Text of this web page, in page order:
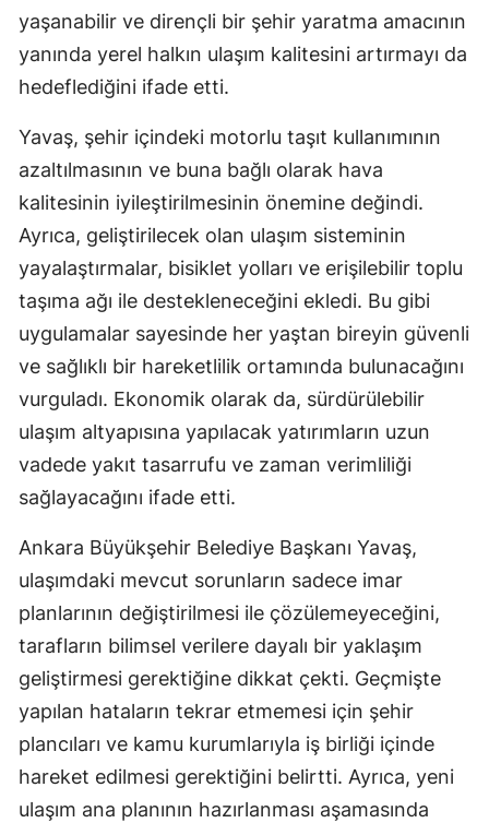
yaşanabilir ve dirençli bir şehir yaratma amacının
yanında yerel halkın ulaşım kalitesini artırmayı da
hedeflediğini ifade etti.
Yavaş, şehir içindeki motorlu taşıt kullanımının
azaltılmasının ve buna bağlı olarak hava
kalitesinin iyileştirilmesinin önemine değindi.
Ayrıca, geliştirilecek olan ulaşım sisteminin
yayalaştırmalar, bisiklet yolları ve erişilebilir toplu
taşıma ağı ile destekleneceğini ekledi. Bu gibi
uygulamalar sayesinde her yaştan bireyin güvenli
ve sağlıklı bir hareketlilik ortamında bulunacağını
vurguladı. Ekonomik olarak da, sürdürülebilir
ulaşım altyapısına yapılacak yatırımların uzun
vadede yakıt tasarrufu ve zaman verimliliği
sağlayacağını ifade etti.
Ankara Büyükşehir Belediye Başkanı Yavaş,
ulaşımdaki mevcut sorunların sadece imar
planlarının değiştirilmesi ile çözülemeyeceğini,
tarafların bilimsel verilere dayalı bir yaklaşım
geliştirmesi gerektiğine dikkat çekti. Geçmişte
yapılan hataların tekrar etmemesi için şehir
plancıları ve kamu kurumlarıyla iş birliği içinde
hareket edilmesi gerektiğini belirtti. Ayrıca, yeni
ulaşım ana planının hazırlanması aşamasında